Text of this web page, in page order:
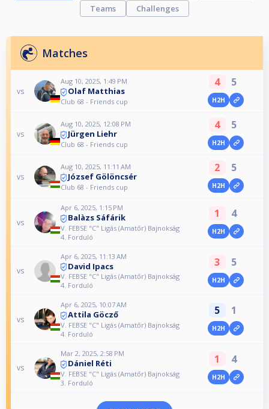
Teams
Challenges
Matches
vs
Aug 10, 2025, 1:49 PM
Olaf Matthias
Club 68 - Friends cup
4 5
H2H
vs
Aug 10, 2025, 12:08 PM
Jürgen Liehr
Club 68 - Friends cup
4 5
H2H
vs
Aug 10, 2025, 11:11 AM
József Gölöncsér
Club 68 - Friends cup
2 5
H2H
vs
Apr 6, 2025, 1:15 PM
Balàzs Sáfárik
V. FEBSE "C" Ligás (Amatőr) Bajnokság
4. Forduló
1 4
H2H
vs
Apr 6, 2025, 11:13 AM
David Ipacs
V. FEBSE "C" Ligás (Amatőr) Bajnokság
4. Forduló
3 5
H2H
vs
Apr 6, 2025, 10:07 AM
Attila Göcző
V. FEBSE "C" Ligás (Amatőr) Bajnokság
4. Forduló
5 1
H2H
vs
Mar 2, 2025, 2:58 PM
Dániel Réti
V. FEBSE "C" Ligás (Amatőr) Bajnokság
3. Forduló
1 4
H2H